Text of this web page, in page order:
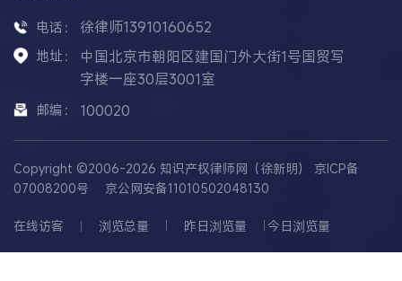
电话： 徐律师13910160652
地址：
中国北京市朝阳区建国门外大街1号国贸写
字楼一座30层3001室
邮编： 100020
Copyright ©2006-2026 知识产权律师网（徐新明） 京ICP备
07008200号
京公网安备11010502048130
在线访客 浏览总量 昨日浏览量 今日浏览量